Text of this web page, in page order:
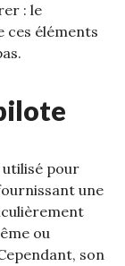
: le
ces éléments
pour
une
ou
son